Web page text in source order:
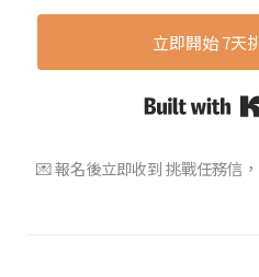
立即開始 7天
💌 報名後立即收到 挑戰任務信